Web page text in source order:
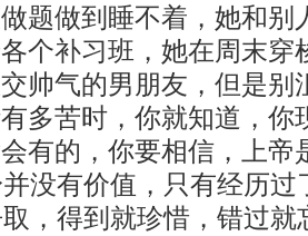
题做到睡不着，她和别
个补习班，她在周末穿
帅气的男朋友，但是别
多苦时，你就知道，你
有的，你要相信，上帝
没有价值，只有经历
，得到就珍惜，错过就